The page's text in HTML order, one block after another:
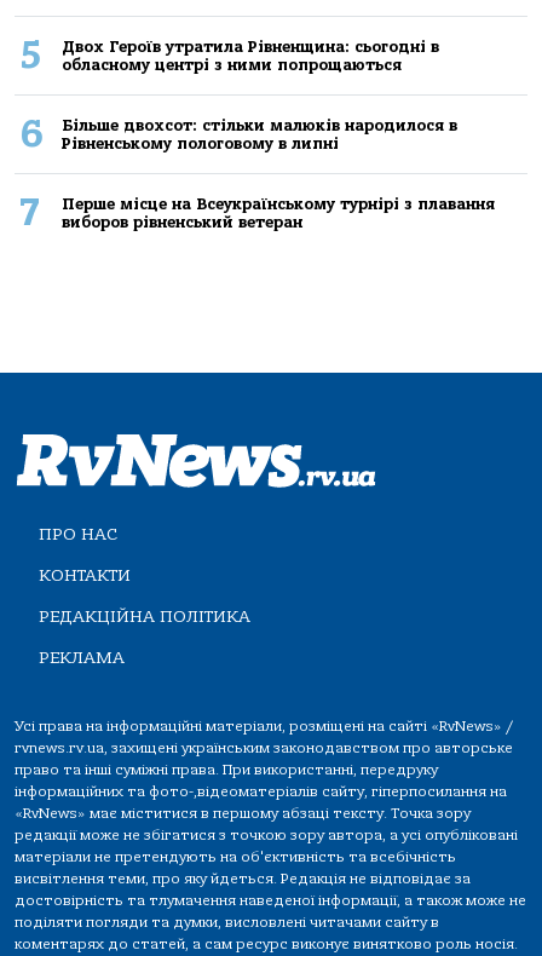
5
Двох Героїв утратила Рівненщина: сьогодні в
обласному центрі з ними попрощаються
6
Більше двохсот: стільки малюків народилося в
Рівненському пологовому в липні
7
Перше місце на Всеукраїнському турнірі з плавання
виборов рівненський ветеран
ПРО НАС
КОНТАКТИ
РЕДАКЦІЙНА ПОЛІТИКА
РЕКЛАМА
Усі права на інформаційні матеріали, розміщені на сайті «RvNews» /
rvnews.rv.ua, захищені українським законодавством про авторське
право та інші суміжні права. При використанні, передруку
інформаційних та фото-,відеоматеріалів сайту, гіперпосилання на
«RvNews» має міститися в першому абзаці тексту. Точка зору
редакції може не збігатися з точкою зору автора, а усі опубліковані
матеріали не претендують на об'єктивність та всебічність
висвітлення теми, про яку йдеться. Редакція не відповідає за
достовірність та тлумачення наведеної інформації, а також може не
поділяти погляди та думки, висловлені читачами сайту в
коментарях до статей, а сам ресурс виконує винятково роль носія.